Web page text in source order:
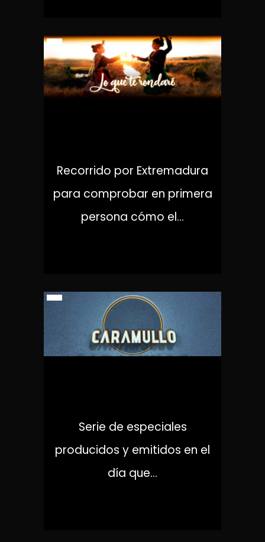
Recorrido por Extremadura
para comprobar en primera
persona cómo el...
Serie de especiales
producidos y emitidos en el
día que...